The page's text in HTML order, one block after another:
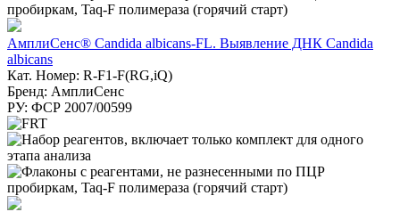
АмплиСенс® Candida albicans-FL. Выявление ДНК Candida
albicans
Кат. Номер: R-F1-F(RG,iQ)
Бренд: АмплиСенс
РУ: ФСР 2007/00599